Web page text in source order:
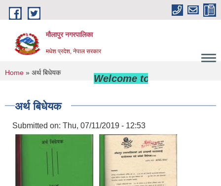
Skip to main content
मौलापुर नगरपालिका
मधेश प्रदेश, नेपाल सरकार
Welcome to Maulapur
You are here
Home » अर्थ बिधेयक
अर्थ बिधेयक
Submitted on: Thu, 07/11/2019 - 12:53